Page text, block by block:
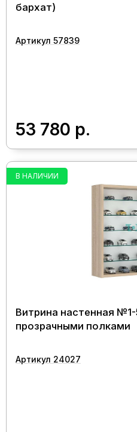
бархат)
Артикул 57839
53 780 р.
В НАЛИЧИИ
Витрина настенная
прозрачными полками
Артикул 24027